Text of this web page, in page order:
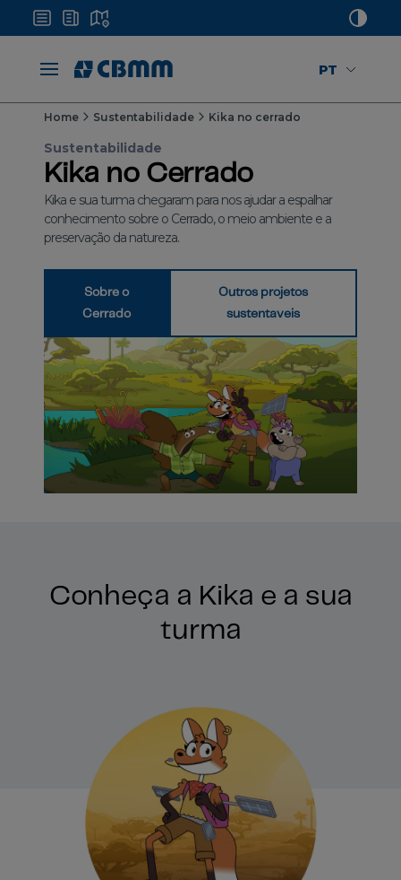
PT
Home Sustentabilidade Kika no cerrado
Sustentabilidade
Kika no Cerrado
Kika e sua turma chegaram para nos ajudar a espalhar
conhecimento sobre o Cerrado, o meio ambiente e a
preservação da natureza.
Sobre o
Cerrado
Outros projetos
sustentaveis
Conheça a Kika e a sua
turma